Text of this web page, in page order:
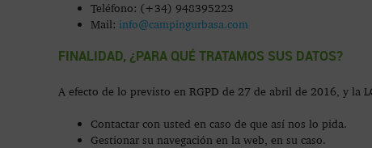
Teléfono: (+34) 948395223
Mail: info@campingurbasa.com
FINALIDAD, ¿PARA QUÉ TRATAMOS SUS DATOS?
A efecto de lo previsto en RGPD de 27 de abril de 2016, y la
Contactar con usted en caso de que así nos lo pida.
Gestionar su navegación en la web, en su caso.